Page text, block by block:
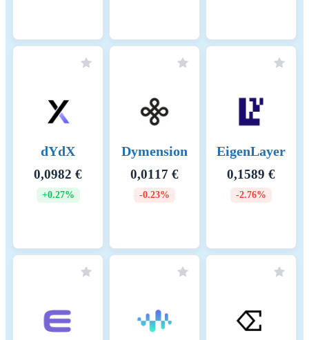
dYdX
0,0982 €
+0.27%
Dymension
0,0117 €
-0.23%
EigenLayer
0,1589 €
-2.76%